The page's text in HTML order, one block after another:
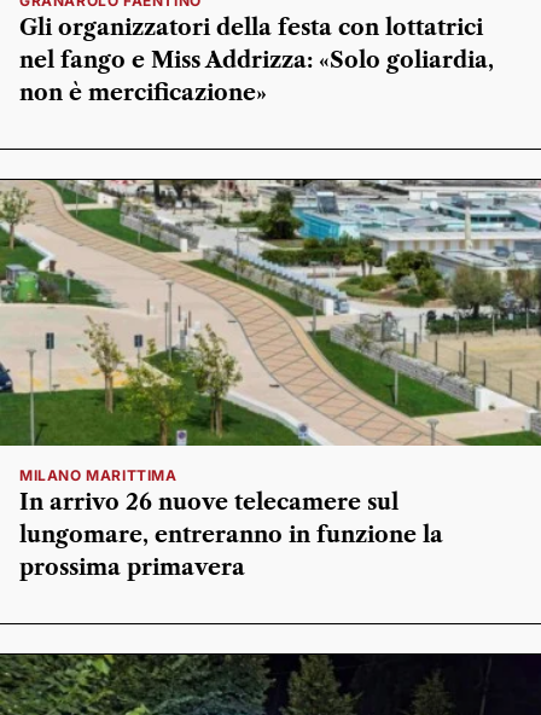
Gli organizzatori della festa con lottatrici
nel fango e Miss Addrizza: «Solo goliardia,
non è mercificazione»
MILANO MARITTIMA
In arrivo 26 nuove telecamere sul
lungomare, entreranno in funzione la
prossima primavera